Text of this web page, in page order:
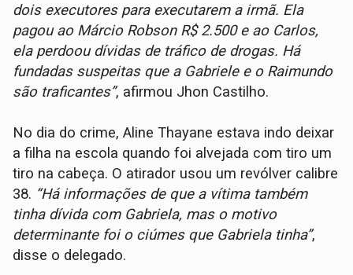
dois executores para executarem a irmã. Ela
pagou ao Márcio Robson R$ 2.500 e ao Carlos,
ela perdoou dívidas de tráfico de drogas. Há
fundadas suspeitas que a Gabriele e o Raimundo
são traficantes”, afirmou Jhon Castilho.
No dia do crime, Aline Thayane estava indo deixar
a filha na escola quando foi alvejada com tiro um
tiro na cabeça. O atirador usou um revólver calibre
38. “Há informações de que a vítima também
tinha dívida com Gabriela, mas o motivo
determinante foi o ciúmes que Gabriela tinha”,
disse o delegado.